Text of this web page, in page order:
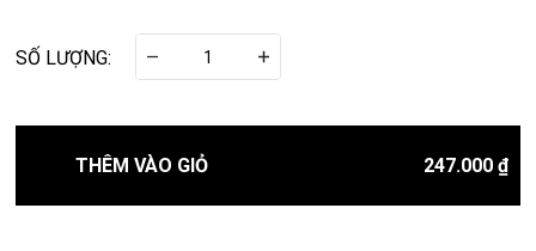
THÊM VÀO GIỎ 247.000 ₫
SỐ LƯỢNG: